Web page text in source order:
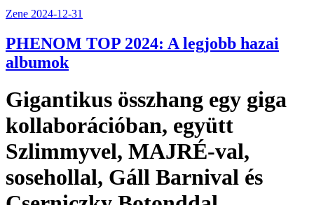
Zene 2024-12-31
PHENOM TOP 2024: A legjobb hazai
albumok
Gigantikus összhang egy giga
kollaborációban, együtt
Szlimmyvel, MAJRÉ-val,
sosehollal, Gáll Barnival és